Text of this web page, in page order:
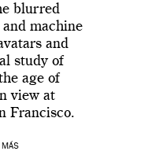
blurred
machine
and
study of
age of
view at
Francisco.
MÁS